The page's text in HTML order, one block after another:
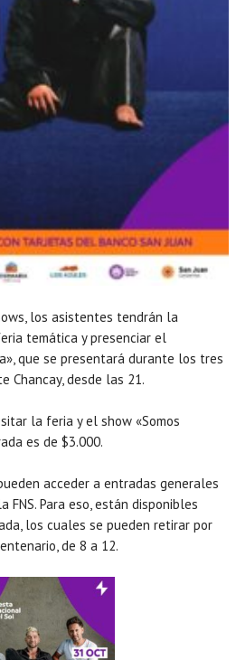
los asistentes tendrán la
temática y presenciar el
que se presentará durante los tres
Chancay, desde las 21.
la feria y el show «Somos
es de $3.000.
acceder a entradas generales
Para eso, están disponibles
los cuales se pueden retirar por
de 8 a 12.